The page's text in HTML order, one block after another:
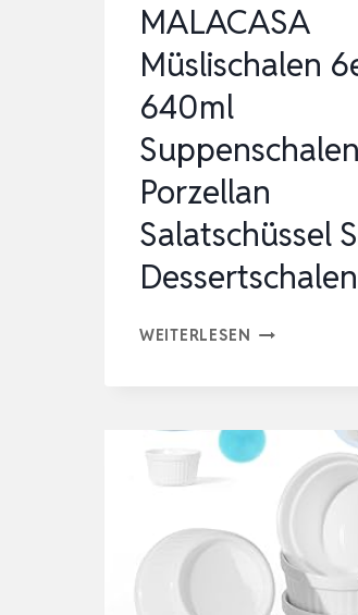
MEHR
–
MALACASA
Müslischalen
640ml
Suppenschalen
Porzellan
Salatschüssel
WEITERLESEN MALACASA
SET,
640ML
PORZELLAN
SET